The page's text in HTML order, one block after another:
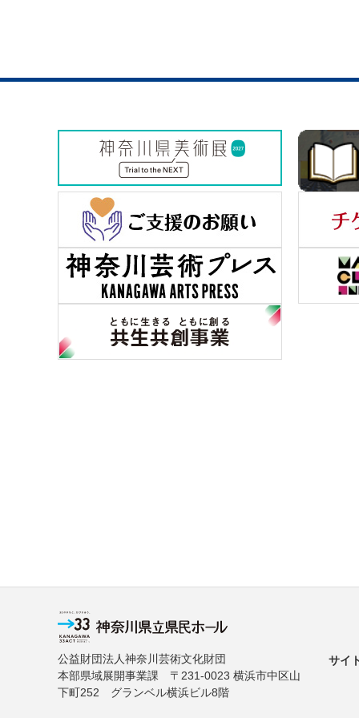
公益財団法人神奈川芸術文化財団
本部県域展開事業課 〒231-0023 横浜市中区山
下町252 グランベル横浜ビル8階
サイ